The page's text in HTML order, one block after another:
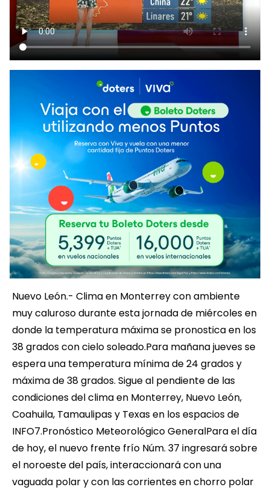
Nuevo León.- Clima en Monterrey con ambiente
muy caluroso durante esta jornada de miércoles en
donde la temperatura máxima se pronostica en los
38 grados con cielo soleado.Para mañana jueves se
espera una temperatura mínima de 24 grados y
máxima de 38 grados. Sigue al pendiente de las
condiciones del clima en Monterrey, Nuevo León,
Coahuila, Tamaulipas y Texas en los espacios de
INFO7.Pronóstico Meteorológico GeneralPara el día
de hoy, el nuevo frente frío Núm. 37 ingresará sobre
el noroeste del país, interaccionará con una
vaguada polar y con las corrientes en chorro polar